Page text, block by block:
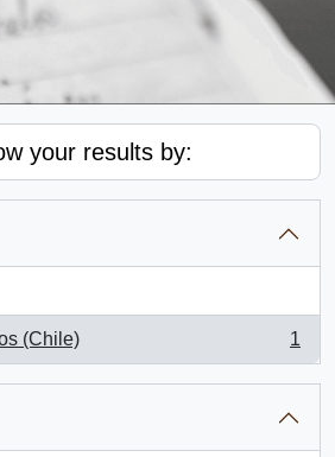
your results by:
(Chile) 1